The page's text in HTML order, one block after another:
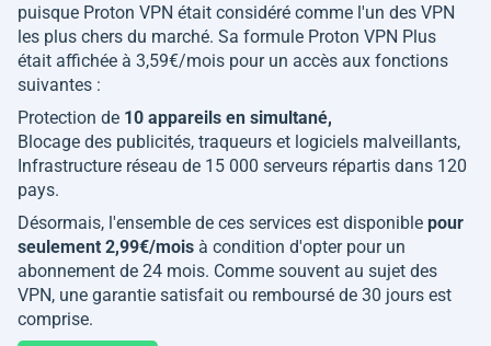
puisque Proton VPN était considéré comme l'un des VPN
les plus chers du marché. Sa formule Proton VPN Plus
était affichée à 3,59€/mois pour un accès aux fonctions
suivantes :
Protection de 10 appareils en simultané,
Blocage des publicités, traqueurs et logiciels malveillants,
Infrastructure réseau de 15 000 serveurs répartis dans 120
pays.
Désormais, l'ensemble de ces services est disponible pour
seulement 2,99€/mois à condition d'opter pour un
abonnement de 24 mois. Comme souvent au sujet des
VPN, une garantie satisfait ou remboursé de 30 jours est
comprise.